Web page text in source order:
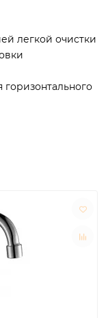
легкой очистки